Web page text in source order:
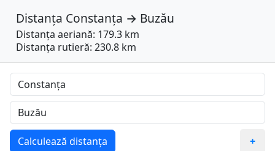
Distanța Constanța → Buzău
Distanța aeriană: 179.3 km
Distanța rutieră: 230.8 km
Calculează distanța +